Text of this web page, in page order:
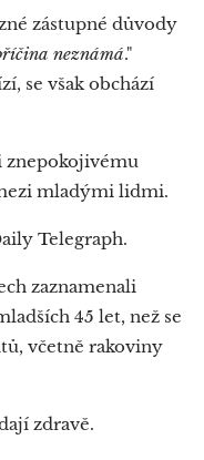
zástupné důvody
neznámá."
se však obchází
znepokojivému
mladými lidmi.
Telegraph.
zaznamenali
45 let, než se
včetně rakoviny
zdravě.